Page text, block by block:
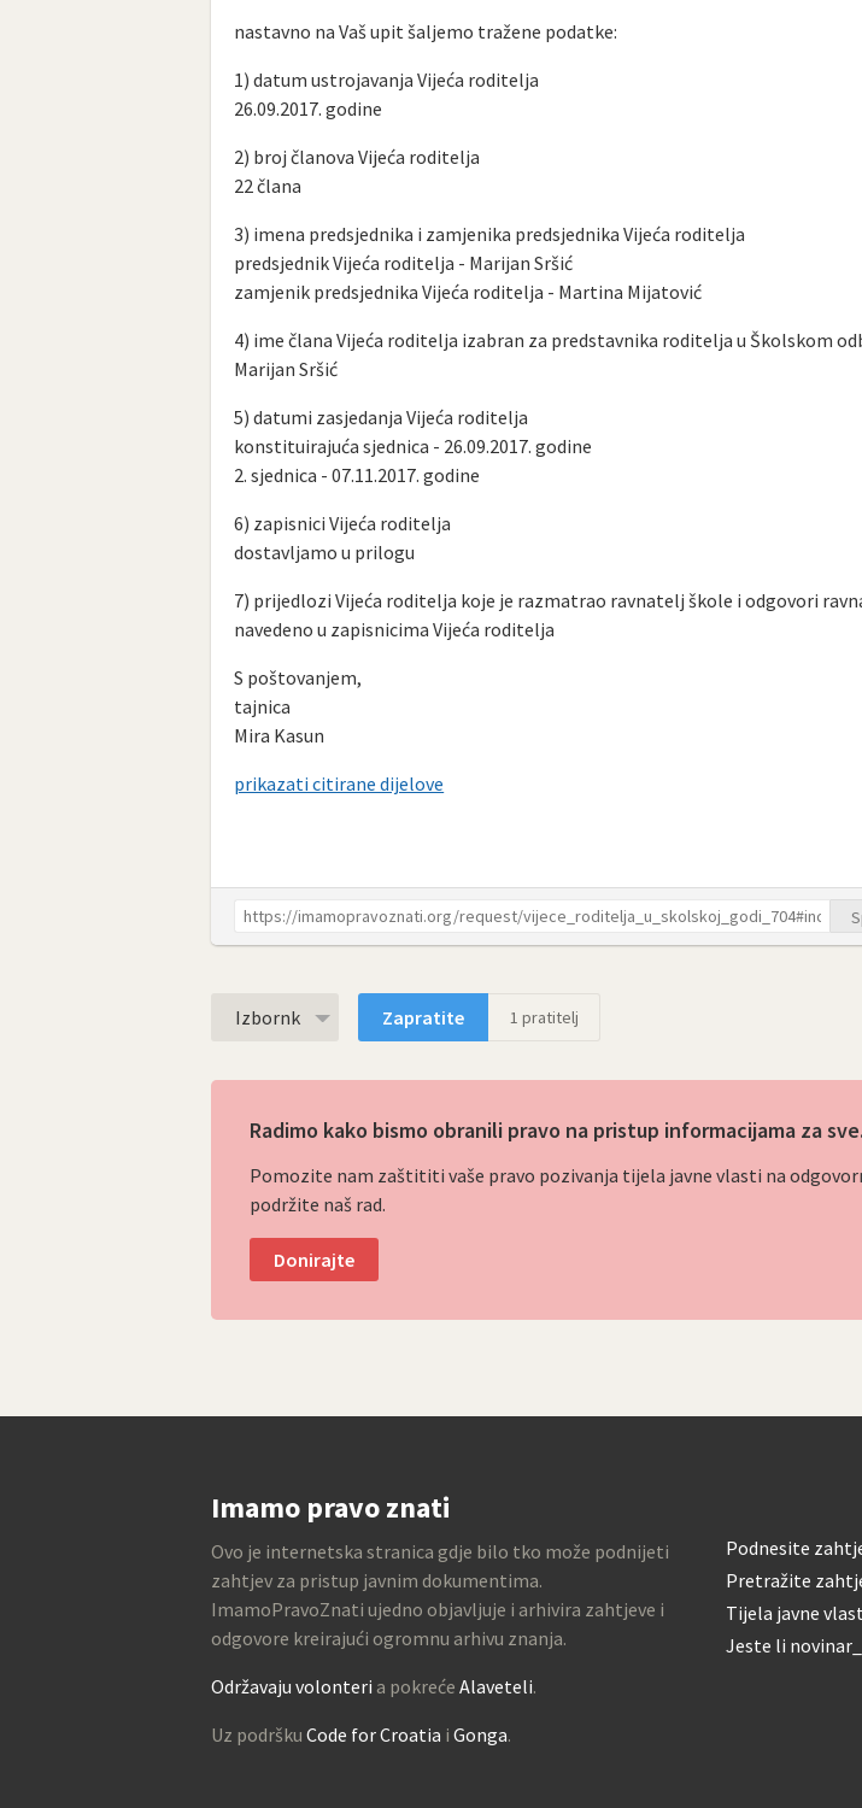
nastavno na Vaš upit šaljemo tražene podatke:
1) datum ustrojavanja Vijeća roditelja
26.09.2017. godine
2) broj članova Vijeća roditelja
22 člana
3) imena predsjednika i zamjenika predsjednika Vijeća roditelja
predsjednik Vijeća roditelja - Marijan Sršić
zamjenik predsjednika Vijeća roditelja - Martina Mijatović
4) ime člana Vijeća roditelja izabran za predstavnika roditelja u Školskom
Marijan Sršić
5) datumi zasjedanja Vijeća roditelja
konstituirajuća sjednica - 26.09.2017. godine
2. sjednica - 07.11.2017. godine
6) zapisnici Vijeća roditelja
dostavljamo u prilogu
7) prijedlozi Vijeća roditelja koje je razmatrao ravnatelj škole i odgovori
navedeno u zapisnicima Vijeća roditelja
S poštovanjem,
tajnica
Mira Kasun
prikazati citirane dijelove
Izbornk Zapratite 1 pratitelj
Radimo kako bismo obranili pravo na pristup informacijama za sve.
Pomozite nam zaštititi vaše pravo pozivanja tijela javne vlasti na
podržite naš rad.
Donirajte
Imamo pravo znati
Ovo je internetska stranica gdje bilo tko može podnijeti
zahtjev za pristup javnim dokumentima.
ImamoPravoZnati ujedno objavljuje i arhivira zahtjeve i
odgovore kreirajući ogromnu arhivu znanja.
Održavaju volonteri a pokreće Alaveteli.
Uz podršku Code for Croatia i Gonga.
Podnesite
Pretražite
Tijela javne
Jeste li